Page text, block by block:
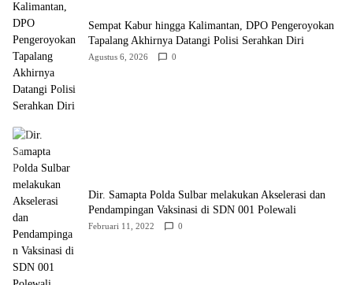
Sempat Kabur hingga Kalimantan, DPO Pengeroyokan
Tapalang Akhirnya Datangi Polisi Serahkan Diri
Agustus 6, 2026 0
Dir. Samapta Polda Sulbar melakukan Akselerasi dan
Pendampingan Vaksinasi di SDN 001 Polewali
Februari 11, 2022 0